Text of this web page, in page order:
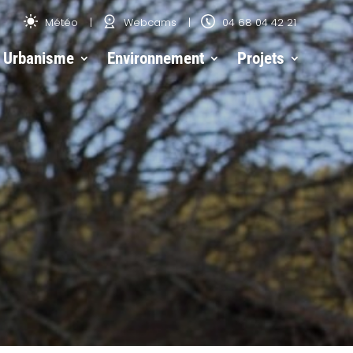
Météo Webcams 04 68 04 42 21
Urbanisme Environnement Projets